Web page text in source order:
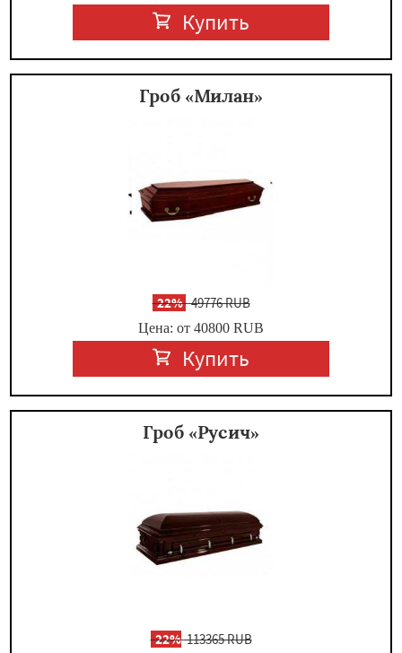
Купить
Гроб «Милан»
-22%49776 RUB
Цена: от 40800 RUB
Купить
Гроб «Русич»
-22%113365 RUB